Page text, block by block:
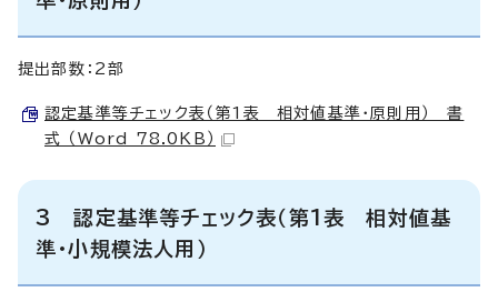
提出部数：2部
認定基準等チェック表（第1表 相対値基準・原則用） 書
式 （Word 78.0KB）
3 認定基準等チェック表（第1表 相対値基
準・小規模法人用）